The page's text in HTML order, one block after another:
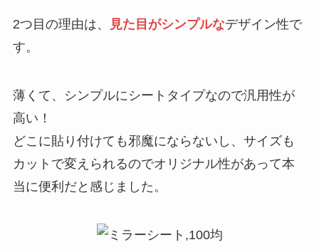
2つ目の理由は、 見た目がシンプルなデザイン性で
す。
薄くて、シンプルにシートタイプなので汎用性が
高い！
どこに貼り付けても邪魔にならないし、サイズも
カットで変えられるのでオリジナル性があって本
当に便利だと感じました。